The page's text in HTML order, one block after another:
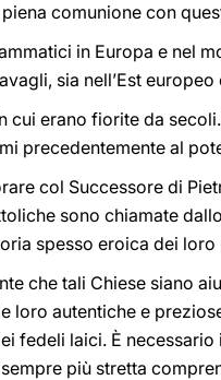
comunione con
in Europa e nel
sia nell’Est
erano fiorite da
precedentemente al
col Successore di
sono chiamate
spesso eroica dei
che tali Chiese siano
loro autentiche e
fedeli laici. È necessario
più stretta